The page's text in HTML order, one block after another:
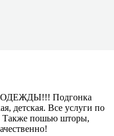
Подгонка
детская. Все услуги по
Также пошью шторы,